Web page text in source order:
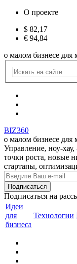
О проекте
$ 82,17
€ 94,84
о малом бизнесе для
BIZ360
о малом бизнесе для
Управление, ноу-хау,
точки роста, новые
стартапы,
Подписаться на
Идеи
для
бизнеса
Технологии